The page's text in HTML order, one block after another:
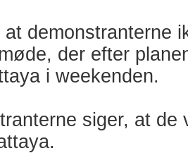
demonstranterne
der efter
i weekenden.
siger, at de